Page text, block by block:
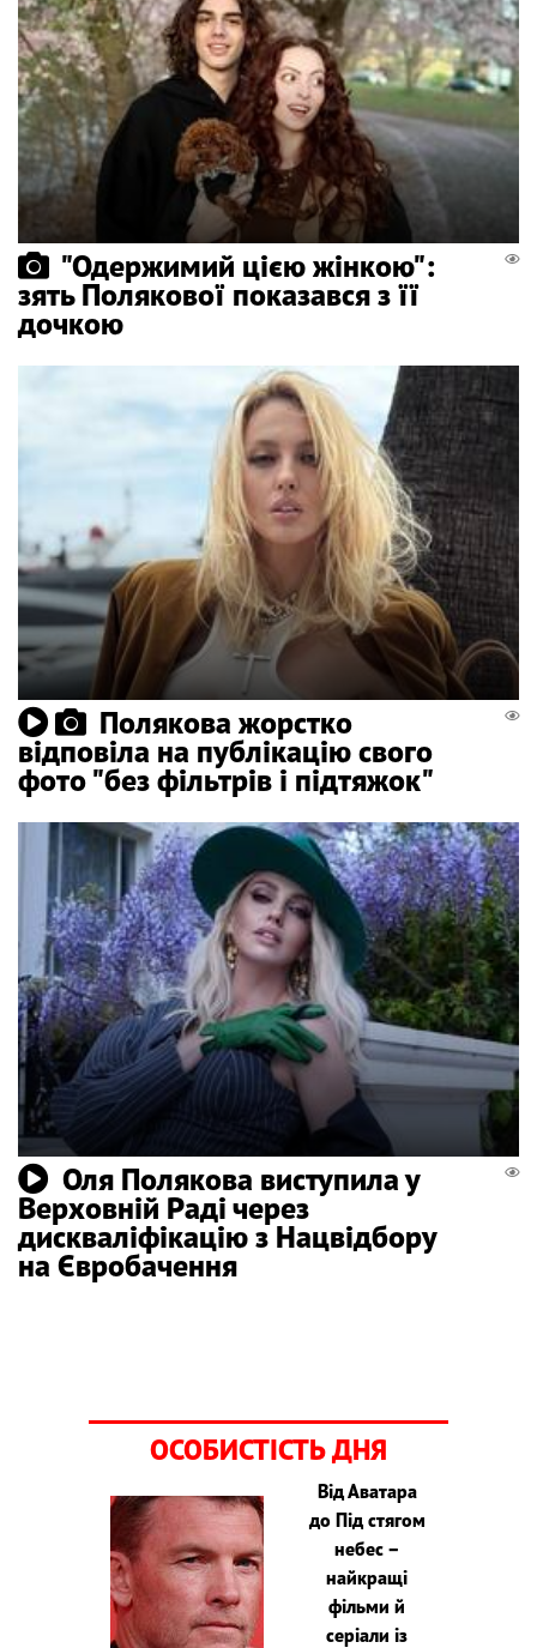
"Одержимий цією жінкою":
зять Полякової показався з її
дочкою
Полякова жорстко
відповіла на публікацію свого
фото "без фільтрів і підтяжок"
Оля Полякова виступила у
Верховній Раді через
дискваліфікацію з Нацвідбору
на Євробачення
ОСОБИСТІСТЬ ДНЯ
Від Аватара
до Під стягом
небес –
найкращі
фільми й
серіали із